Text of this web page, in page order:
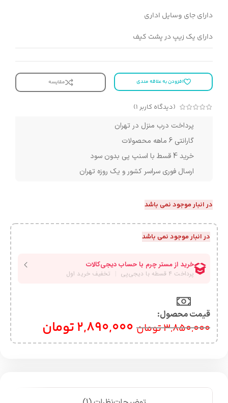
دارای جای وسایل اداری
دارای یک زیپ در پشت کیف
افزودن به علاقه مندی مقایسه
(دیدگاه کاربر 1
)
پرداخت درب منزل در تهران
گارانتی 6 ماهه محصولات
خرید 4 قسط با اسنپ پی بدون سود
ارسال فوری سراسر کشور و یک روزه تهران
در انبار موجود نمی باشد
در انبار موجود نمی باشد
قیمت محصول:​
3,850,000تومان 2,890,000تومان